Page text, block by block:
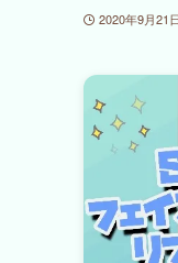
2020年9月21日